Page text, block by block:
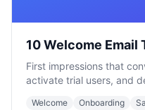
10 Welcome Email
First impressions that
activate trial users, and
Welcome Onboarding